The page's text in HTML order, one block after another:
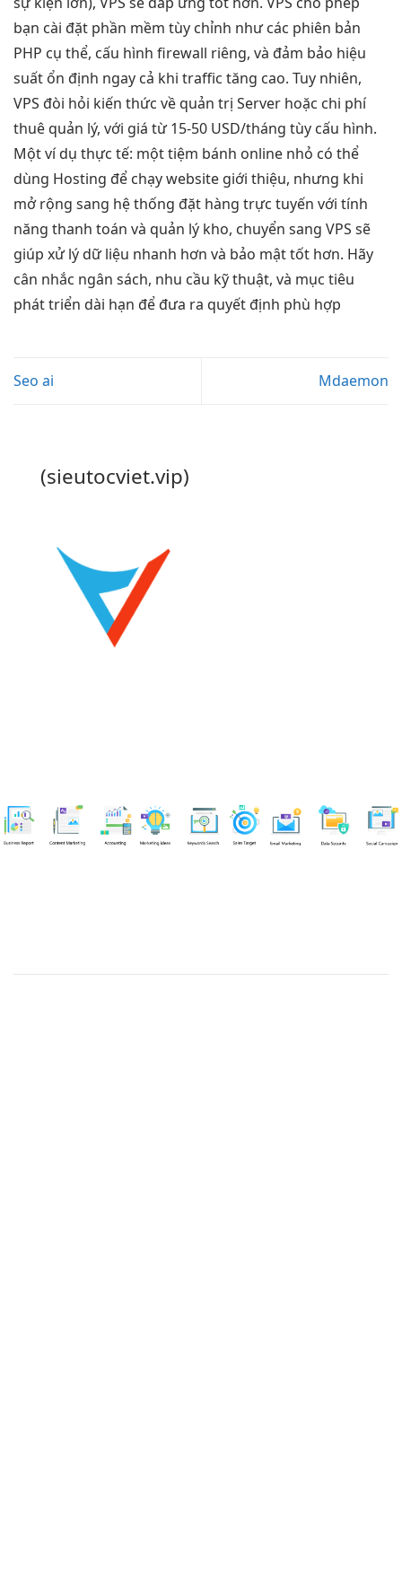
bạn cài đặt phần mềm tùy chỉnh như các phiên bản
PHP cụ thể, cấu hình firewall riêng, và đảm bảo hiệu
suất ổn định ngay cả khi traffic tăng cao. Tuy nhiên,
VPS đòi hỏi kiến thức về quản trị Server hoặc chi phí
thuê quản lý, với giá từ 15-50 USD/tháng tùy cấu hình.
Một ví dụ thực tế: một tiệm bánh online nhỏ có thể
dùng Hosting để chạy website giới thiệu, nhưng khi
mở rộng sang hệ thống đặt hàng trực tuyến với tính
năng thanh toán và quản lý kho, chuyển sang VPS sẽ
giúp xử lý dữ liệu nhanh hơn và bảo mật tốt hơn. Hãy
cân nhắc ngân sách, nhu cầu kỹ thuật, và mục tiêu
phát triển dài hạn để đưa ra quyết định phù hợp
Seo ai Mdaemon
(sieutocviet.vip)